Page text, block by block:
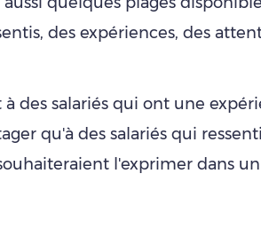
des expériences, des
à des salariés qui ont une
qu'à des salariés qui
l'exprimer dans